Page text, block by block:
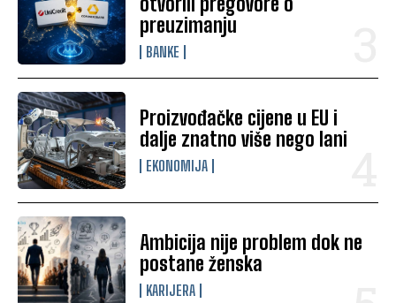
preuzimanju
BANKE
Proizvođačke cijene u EU i
dalje znatno više nego lani
EKONOMIJA
Ambicija nije problem dok ne
postane ženska
KARIJERA